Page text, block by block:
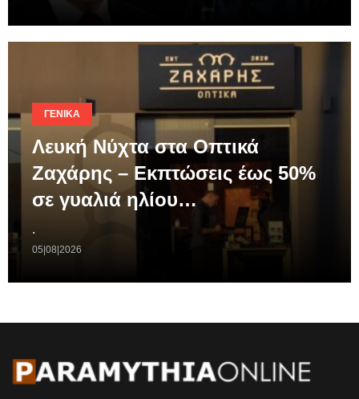
ΓΕΝΙΚΆ
Λευκή Νύχτα στα Οπτικά
Ζαχάρης – Εκπτώσεις έως 50%
σε γυαλιά ηλίου…
.
05|08|2026